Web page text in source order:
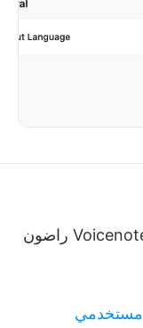
معظم الأشخاص الذين يستخدمون Voicenotes راضون
مستخدمي